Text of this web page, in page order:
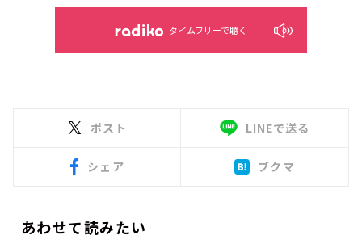
タイムフリーで聴く
ポスト LINEで送る
シェア ブクマ
あわせて読みたい